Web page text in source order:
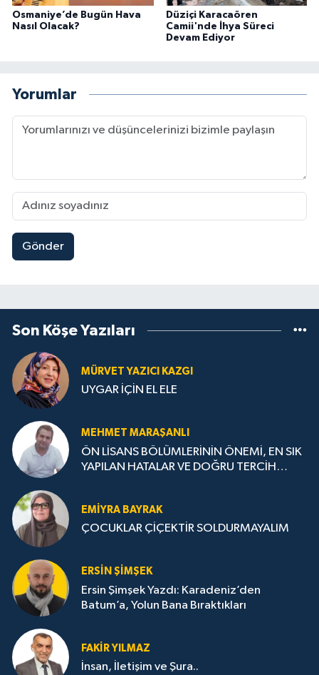
Osmaniye’de Bugün Hava
Nasıl Olacak?
Düziçi Karacaören
Camii'nde İhya Süreci
Devam Ediyor
Yorumlar
Gönder
Son Köşe Yazıları
MÜRVET YAZICI KAZGI
UYGAR İÇİN EL ELE
MEHMET MARAŞANLI
ÖN LİSANS BÖLÜMLERİNİN ÖNEMİ, EN SIK
YAPILAN HATALAR VE DOĞRU TERCİH
EMIYRA BAYRAK
ÇOCUKLAR ÇİÇEKTİR SOLDURMAYALIM
ERSIN ŞIMŞEK
Ersin Şimşek Yazdı: Karadeniz’den
Batum’a, Yolun Bana Bıraktıkları
FAKIR YILMAZ
İnsan, İletişim ve Şura..